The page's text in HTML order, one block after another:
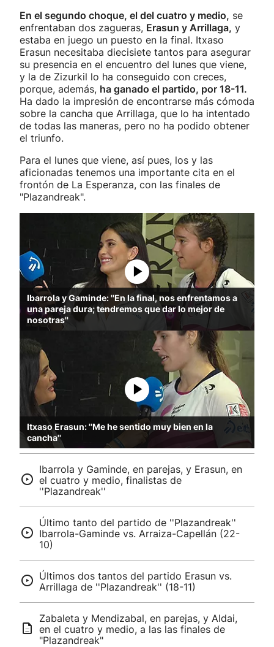
En el segundo choque, el del cuatro y medio, se
enfrentaban dos zagueras, Erasun y Arrillaga, y
estaba en juego un puesto en la final. Itxaso
Erasun necesitaba diecisiete tantos para asegurar
su presencia en el encuentro del lunes que viene,
y la de Zizurkil lo ha conseguido con creces,
porque, además, ha ganado el partido, por 18-11.
Ha dado la impresión de encontrarse más cómoda
sobre la cancha que Arrillaga, que lo ha intentado
de todas las maneras, pero no ha podido obtener
el triunfo.
Para el lunes que viene, así pues, los y las
aficionadas tenemos una importante cita en el
frontón de La Esperanza, con las finales de
"Plazandreak".
Ibarrola y Gaminde: ''En la final, nos enfrentamos a
una pareja dura; tendremos que dar lo mejor de
nosotras''
Itxaso Erasun: ''Me he sentido muy bien en la
cancha''
Ibarrola y Gaminde, en parejas, y Erasun, en
el cuatro y medio, finalistas de
''Plazandreak''
Último tanto del partido de ''Plazandreak''
Ibarrola-Gaminde vs. Arraiza-Capellán (22-
10)
Últimos dos tantos del partido Erasun vs.
Arrillaga de ''Plazandreak'' (18-11)
Zabaleta y Mendizabal, en parejas, y Aldai,
en el cuatro y medio, a las las finales de
"Plazandreak"